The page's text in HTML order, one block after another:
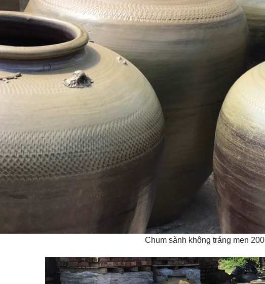
Chum sành không tráng men 200l